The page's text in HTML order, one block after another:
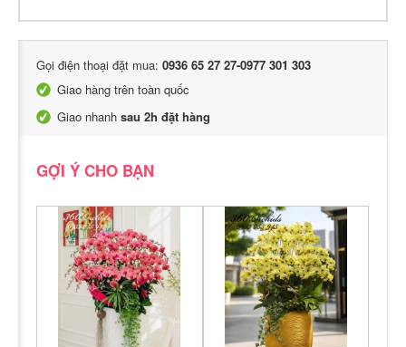
Gọi điện thoại đặt mua: 0936 65 27 27-0977 301 303
Giao hàng trên toàn quốc
Giao nhanh sau 2h đặt hàng
GỢI Ý CHO BẠN